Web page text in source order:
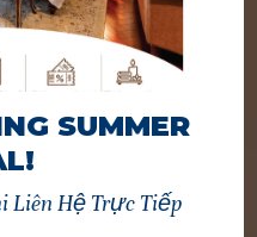
SUMMER
Liên Hệ Trực Tiếp